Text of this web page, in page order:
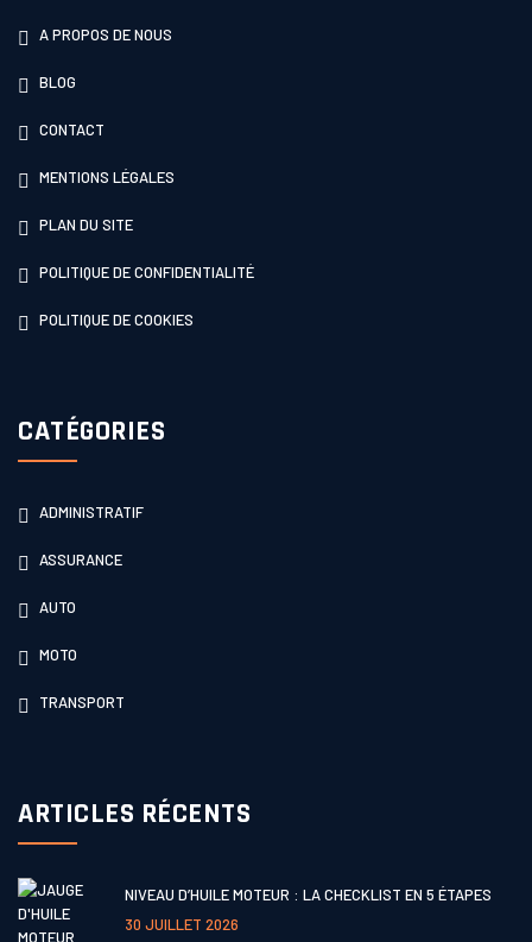
A PROPOS DE NOUS
BLOG
CONTACT
MENTIONS LÉGALES
PLAN DU SITE
POLITIQUE DE CONFIDENTIALITÉ
POLITIQUE DE COOKIES
CATÉGORIES
ADMINISTRATIF
ASSURANCE
AUTO
MOTO
TRANSPORT
ARTICLES RÉCENTS
NIVEAU D’HUILE MOTEUR : LA CHECKLIST EN 5 ÉTAPES
30 JUILLET 2026